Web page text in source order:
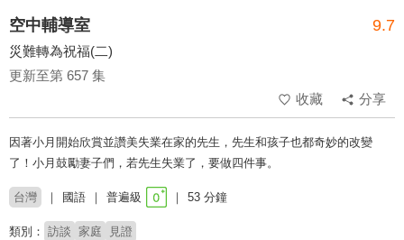
空中輔導室 9.7
災難轉為祝福(二)
更新至第 657 集
收藏
分享
因著小月開始欣賞並讚美失業在家的先生，先生和孩子也都奇妙的改變
了！小月鼓勵妻子們，若先生失業了，要做四件事。
台灣 國語 普遍級 53 分鐘
類別： 訪談 家庭 見證